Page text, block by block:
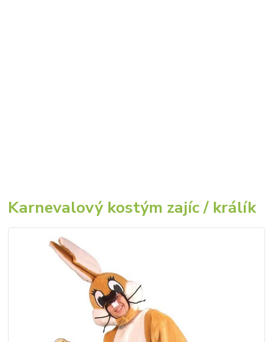
Karnevalový kostým zajíc / králík